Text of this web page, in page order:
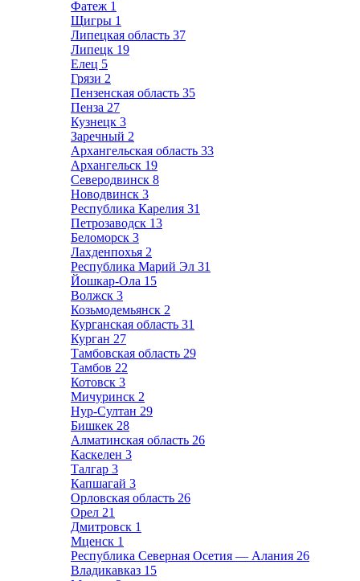
Фатеж 1
Щигры 1
Липецкая область 37
Липецк 19
Елец 5
Грязи 2
Пензенская область 35
Пенза 27
Кузнецк 3
Заречный 2
Архангельская область 33
Архангельск 19
Северодвинск 8
Новодвинск 3
Республика Карелия 31
Петрозаводск 13
Беломорск 3
Лахденпохья 2
Республика Марий Эл 31
Йошкар-Ола 15
Волжск 3
Козьмодемьянск 2
Курганская область 31
Курган 27
Тамбовская область 29
Тамбов 22
Котовск 3
Мичуринск 2
Нур-Султан 29
Бишкек 28
Алматинская область 26
Каскелен 3
Талгар 3
Капшагай 3
Орловская область 26
Орел 21
Дмитровск 1
Мценск 1
Республика Северная Осетия — Алания 26
Владикавказ 15